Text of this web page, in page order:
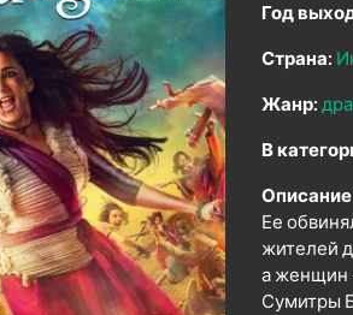
Год
Страна:
Жанр:
В
Описание
Ее
жителей
а женщин
Сумитры